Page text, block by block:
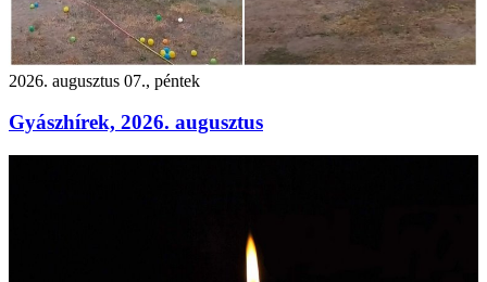
2026. augusztus 07., péntek
Gyászhírek, 2026. augusztus